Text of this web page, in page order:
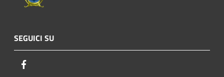
SEGUICI SU